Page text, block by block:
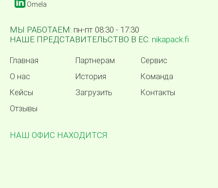
Omela
МЫ РАБОТАЕМ: пн-пт 08:30 - 17:30
НАШЕ ПРЕДСТАВИТЕЛЬСТВО В ЕС: nikapack.fi
Главная Партнерам
Сервис
О нас
История
Команда
Кейсы
Загрузить
Контакты
Отзывы
НАШ ОФИС НАХОДИТСЯ: